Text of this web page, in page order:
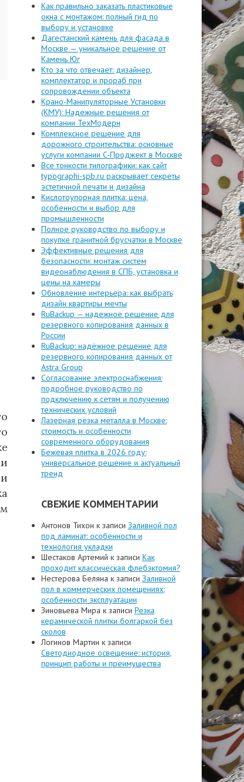
Как правильно заказать пластиковые
окна с монтажом: полный гид по
выбору и установке
Дагестанский камень для фасада в
Москве — уникальное решение от
Камень Юг
Кто за что отвечает: дизайнер,
комплектатор и прораб при
сопровождении объекта
Крано-Манипуляторные Установки
(КМУ): Надежные решения от
компании ТехМодерн
Комплексное решение для
дорожного строительства: основные
услуги компании C-Проджект в Москве
Все тонкости типографики: как сайт
typographi-spb.ru раскрывает секреты
эстетичной печати и дизайна
Кислотоупорная плитка: цена,
особенности и выбор для
промышленности
Полное руководство по выбору и
покупке гранитной брусчатки в Москве
Эффективные решения для
безопасности: монтаж систем
видеонаблюдения в СПБ, установка и
цены на камеры
Обновление интерьера: как выбрать
дизайн квартиры мечты
RuBackup — надежное решение для
резервного копирования данных в
России
RuBackup: надёжное решение для
резервного копирования данных от
Astra Group
Согласование электроснабжения:
подробное руководство по
подключению к сетям и получению
технических условий
Лазерная резка металла в Москве:
стоимость и особенности
современного оборудования
Бежевая плитка в 2026 году:
универсальное решение и актуальный
тренд
СВЕЖИЕ КОММЕНТАРИИ
Антонов Тихон к записи Заливной пол
под ламинат: особенности и
технология укладки
Шестаков Артемий к записи Как
проходит классическая флебэктомия?
Нестерова Беляна к записи Заливной
пол в коммерческих помещениях:
особенности эксплуатации
Зиновьева Мира к записи Резка
керамической плитки болгаркой без
сколов
Логинов Мартин к записи
Светодиодное освещение: история,
принцип работы и преимущества